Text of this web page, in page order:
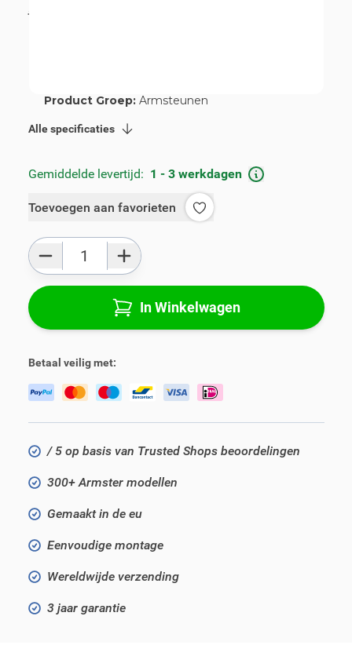
€ 89,00
Product Groep: Armsteunen
Alle specificaties
Gemiddelde levertijd: 1 - 3 werkdagen
Toevoegen aan favorieten
Aantal
In Winkelwagen
Betaal veilig met:
/ 5 op basis van Trusted Shops beoordelingen
300+ Armster modellen
Gemaakt in de eu
Eenvoudige montage
Wereldwijde verzending
3 jaar garantie